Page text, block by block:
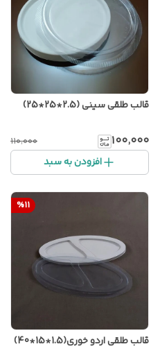
قالب طلقی سینی (2.5*25*25)
۱۰۰٬۰۰۰ ۱۱۰٬۰۰۰
افزودن به سبد
%11
قالب طلقی اردو خوری(1.5*15*40)